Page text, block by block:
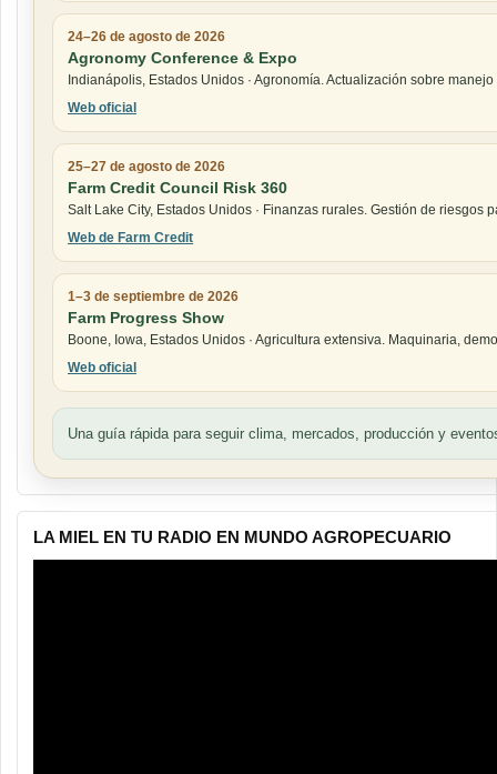
24–26 de agosto de 2026
Agronomy Conference & Expo
Indianápolis, Estados Unidos · Agronomía. Actualización sobre
Web oficial
25–27 de agosto de 2026
Farm Credit Council Risk 360
Salt Lake City, Estados Unidos · Finanzas rurales. Gestión de riesgos
Web de Farm Credit
1–3 de septiembre de 2026
Farm Progress Show
Boone, Iowa, Estados Unidos · Agricultura extensiva. Maquinaria,
Web oficial
Una guía rápida para seguir clima, mercados, producción y
LA MIEL EN TU RADIO EN MUNDO AGROPECUARIO